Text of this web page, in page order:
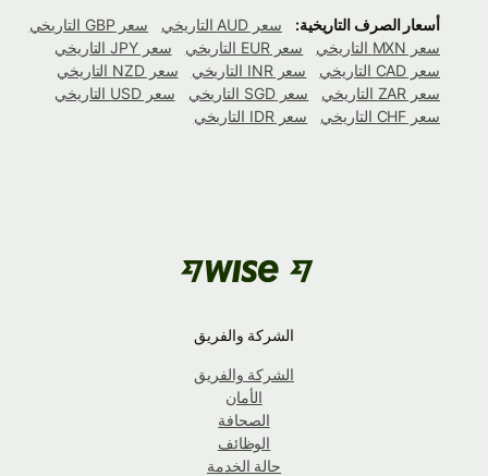
أسعار الصرف التاريخية: سعر AUD التاريخي
سعر GBP التاريخي
سعر MXN التاريخي
سعر EUR التاريخي
سعر JPY التاريخي
سعر CAD التاريخي
سعر INR التاريخي
سعر NZD التاريخي
سعر ZAR التاريخي
سعر SGD التاريخي
سعر USD التاريخي
سعر CHF التاريخي
سعر IDR التاريخي
الشركة والفريق
الشركة والفريق
الأمان
الصحافة
الوظائف
حالة الخدمة